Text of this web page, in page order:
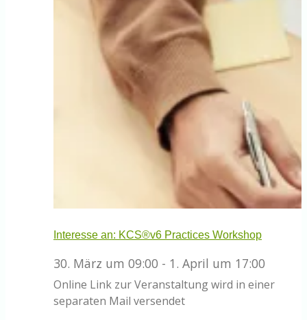
Interesse an: KCS®v6 Practices Workshop
30. März um 09:00 - 1. April um 17:00
Online Link zur Veranstaltung wird in einer
separaten Mail versendet